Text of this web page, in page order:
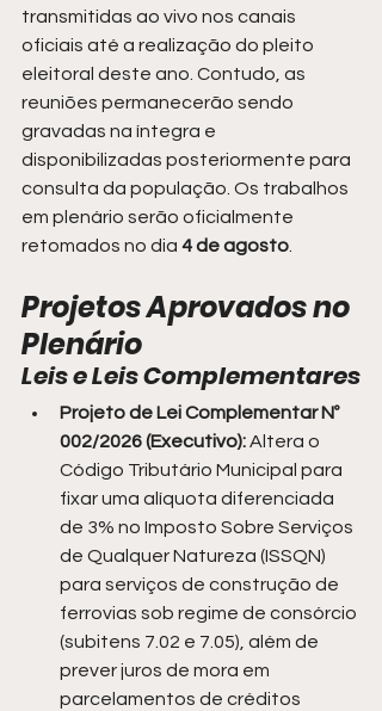
transmitidas ao vivo nos canais
oficiais até a realização do pleito
eleitoral deste ano. Contudo, as
reuniões permanecerão sendo
gravadas na íntegra e
disponibilizadas posteriormente para
consulta da população. Os trabalhos
em plenário serão oficialmente
retomados no dia 4 de agosto.
Projetos Aprovados no
Plenário
Leis e Leis Complementares
Projeto de Lei Complementar Nº
002/2026 (Executivo): Altera o
Código Tributário Municipal para
fixar uma alíquota diferenciada
de 3% no Imposto Sobre Serviços
de Qualquer Natureza (ISSQN)
para serviços de construção de
ferrovias sob regime de consórcio
(subitens 7.02 e 7.05), além de
prever juros de mora em
parcelamentos de créditos